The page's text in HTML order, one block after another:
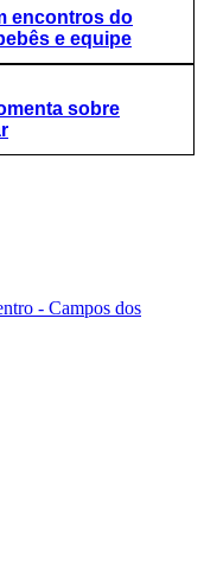
encontros do
e equipe
sobre
- Campos dos